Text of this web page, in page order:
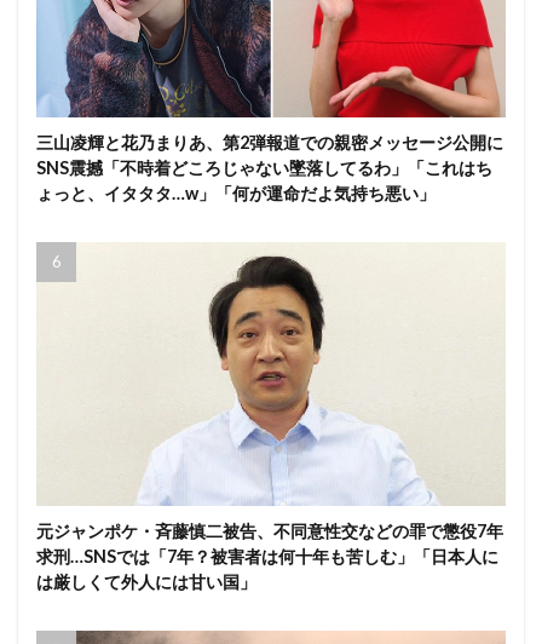
三山凌輝と花乃まりあ、第2弾報道での親密メッセージ公開に
SNS震撼「不時着どころじゃない墜落してるわ」「これはち
ょっと、イタタタ…w」「何が運命だよ気持ち悪い」
元ジャンポケ・斉藤慎二被告、不同意性交などの罪で懲役7年
求刑…SNSでは「7年？被害者は何十年も苦しむ」「日本人に
は厳しくて外人には甘い国」